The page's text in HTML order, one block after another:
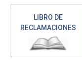
LIBRO DE
RECLAMACIONES